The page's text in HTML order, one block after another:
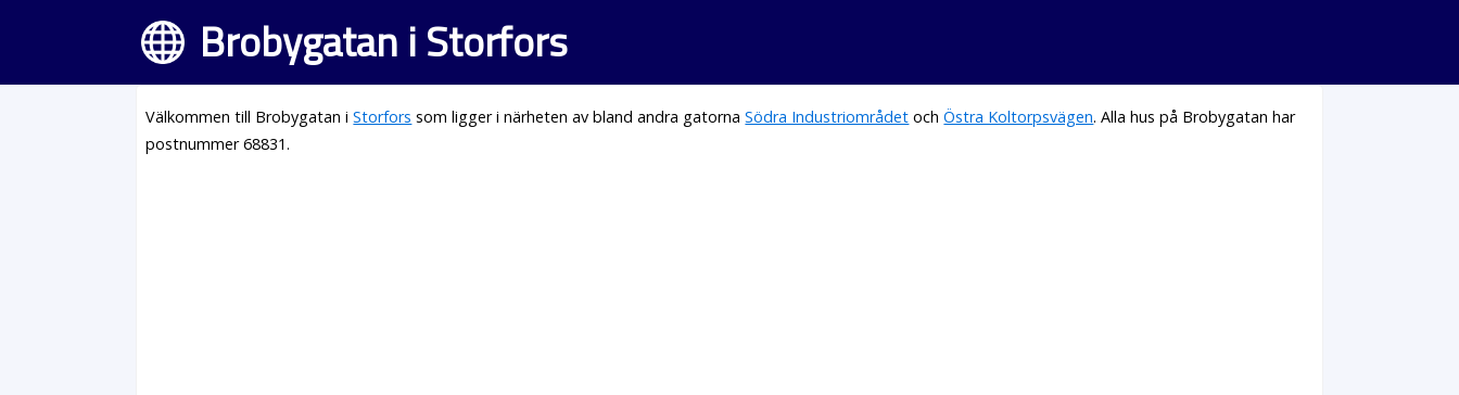
Brobygatan i Storfors
Välkommen till Brobygatan iStorfors som ligger i närheten av bland andra gatornaSödra Industriområdet ochÖstra Koltorpsvägen. Alla hus på Brobygatan har
postnummer 68831.